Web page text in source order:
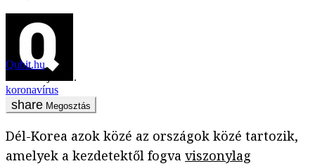
Qubit.hu
2020. május 31.
koronavírus
Megosztás
Dél-Korea azok közé az országok közé tartozik,
amelyek a kezdetektől fogva viszonylag